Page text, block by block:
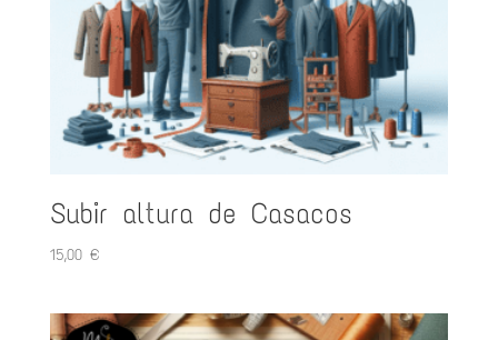
Subir altura de Casacos
15,00 €